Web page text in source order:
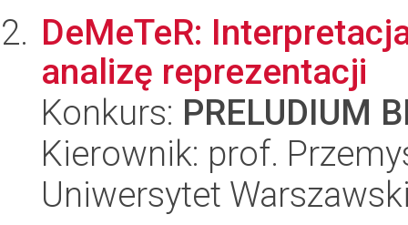
DeMeTeR:
analizę reprezentacji
Konkurs: PRELUDIUM
Kierownik: prof.
Uniwersytet